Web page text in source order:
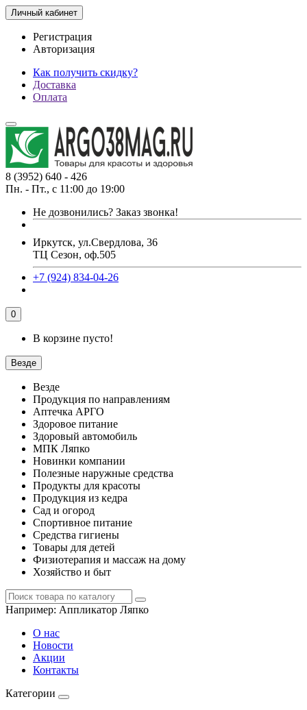
Личный кабинет
Регистрация
Авторизация
Как получить скидку?
Доставка
Оплата
8 (3952) 640 - 426
Пн. - Пт., с 11:00 до 19:00
Не дозвонились? Заказ звонка!
Иркутск, ул.Свердлова, 36
ТЦ Сезон, оф.505
+7 (924) 834-04-26
0
В корзине пусто!
Везде
Везде
Продукция по направлениям
Аптечка АРГО
Здоровое питание
Здоровый автомобиль
МПК Ляпко
Новинки компании
Полезные наружные средства
Продукты для красоты
Продукция из кедра
Сад и огород
Спортивное питание
Средства гигиены
Товары для детей
Физиотерапия и массаж на дому
Хозяйство и быт
Например: Аппликатор Ляпко
О нас
Новости
Акции
Контакты
Категории